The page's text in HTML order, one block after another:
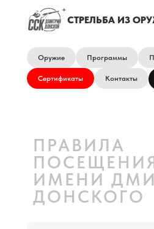
СТРЕЛЬБА ИЗ
Оружие Программы
Сертификаты Контакты
ПРАВИЛА
ИМЕНИ
ДОНСКОГО